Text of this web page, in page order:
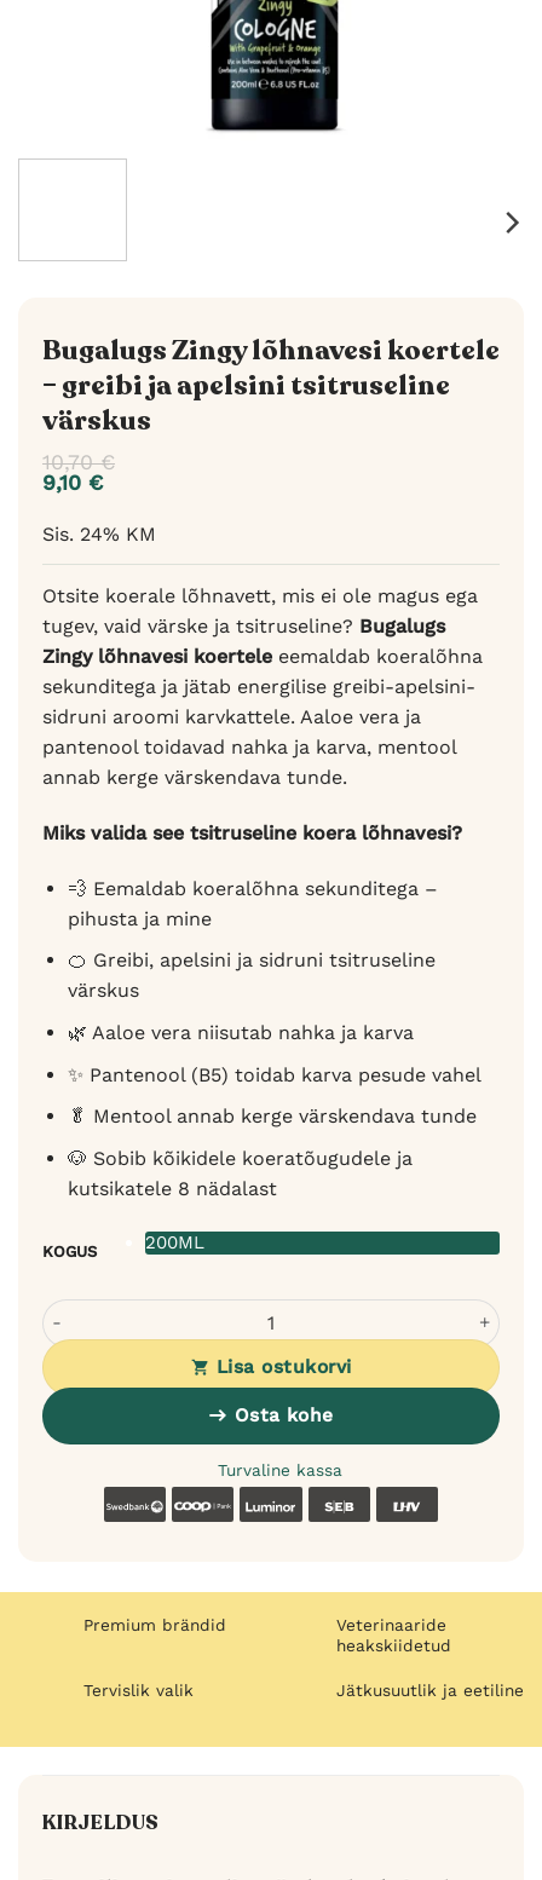
Bugalugs Zingy lõhnavesi koertele
– greibi ja apelsini tsitruseline
värskus
10,70€
9,10 €
Sis. 24% KM
Otsite koerale lõhnavett, mis ei ole magus ega
tugev, vaid värske ja tsitruseline? Bugalugs
Zingy lõhnavesi koertele eemaldab koeralõhna
sekunditega ja jätab energilise greibi-apelsini-
sidruni aroomi karvkattele. Aaloe vera ja
pantenool toidavad nahka ja karva, mentool
annab kerge värskendava tunde.
Miks valida see tsitruseline koera lõhnavesi?
💨 Eemaldab koeralõhna sekunditega –
pihusta ja mine
🍊 Greibi, apelsini ja sidruni tsitruseline
värskus
🌿 Aaloe vera niisutab nahka ja karva
✨ Pantenool (B5) toidab karva pesude vahel
🥬 Mentool annab kerge värskendava tunde
🐶 Sobib kõikidele koeratõugudele ja
kutsikatele 8 nädalast
KOGUS 200ML
Bugalugs Zingy lõhnavesi koertele - greibi ja apelsini
Lisa ostukorvi
Osta kohe
Turvaline kassa
SwedbankCoop Luminor SEB
Premium brändid
Veterinaaride
heakskiidetud
Tervislik valik Jätkusuutlik ja eetiline
KIRJELDUS